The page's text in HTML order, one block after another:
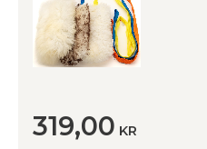
319,00 KR